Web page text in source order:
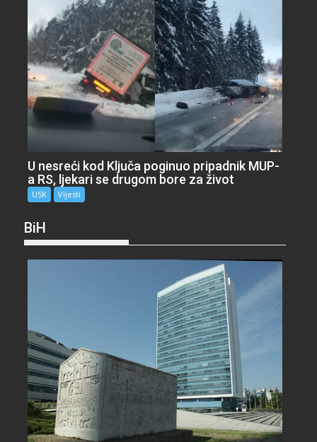
U nesreći kod Ključa poginuo pripadnik MUP-
a RS, ljekari se drugom bore za život
USK Vijesti
BiH